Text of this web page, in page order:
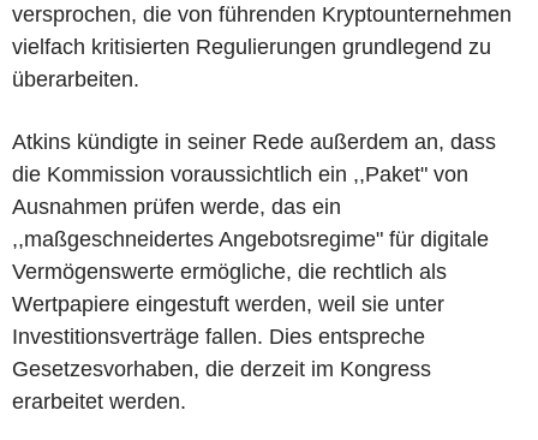
versprochen, die von führenden Kryptounternehmen
vielfach kritisierten Regulierungen grundlegend zu
überarbeiten.
Atkins kündigte in seiner Rede außerdem an, dass
die Kommission voraussichtlich ein ,,Paket" von
Ausnahmen prüfen werde, das ein
,,maßgeschneidertes Angebotsregime" für digitale
Vermögenswerte ermögliche, die rechtlich als
Wertpapiere eingestuft werden, weil sie unter
Investitionsverträge fallen. Dies entspreche
Gesetzesvorhaben, die derzeit im Kongress
erarbeitet werden.